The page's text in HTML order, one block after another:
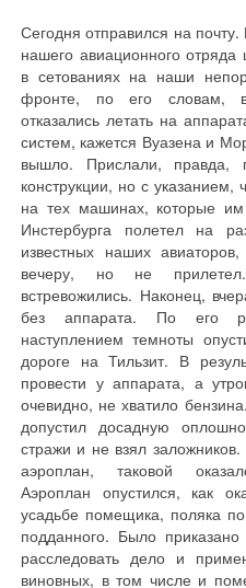
Сегодня отправился на
нашего авиационного
в сетованиях на наши
фронте, по его словам,
отказались летать на
систем, кажется Вуазена и
вышло. Прислали, правда,
конструкции, но с указанием,
на тех машинах, которые
Инстербурга полетел на
известных наших
вечеру, но не
встревожились. Наконец,
без аппарата. По его
наступлением темноты
дороге на Тильзит. В
провести у аппарата, а
очевидно, не хватило
допустил досадную
стражи и не взял
аэроплан, таковой
Аэроплан опустился, как
усадьбе помещика, поляка
подданного. Было
расследовать дело и
виновных, в том числе и